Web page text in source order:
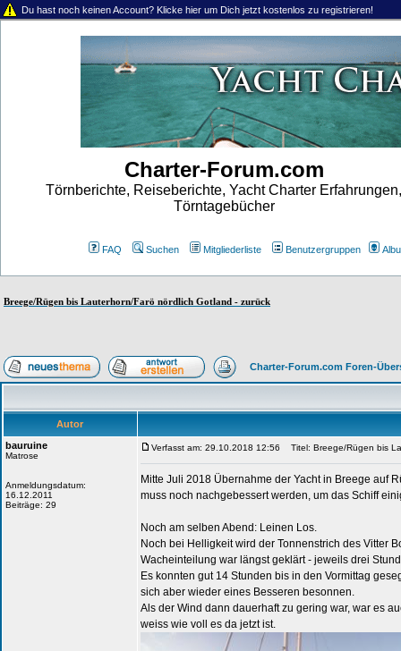
Du hast noch keinen Account? Klicke hier um Dich jetzt kostenlos zu registrieren!
Charter-Forum.com
Törnberichte, Reiseberichte, Yacht Charter
Törntagebücher
FAQ Suchen Mitgliederliste Benutzergruppen
Breege/Rügen bis Lauterhorn/Farö nördlich Gotland - zurück
Charter-Forum.com Foren-
Autor
bauruine
Matrose
Anmeldungsdatum:
16.12.2011
Beiträge: 29
Verfasst am: 29.10.2018 12:56 Titel: Breege/Rügen bis
Mitte Juli 2018 Übernahme der Yacht in Breege auf
muss noch nachgebessert werden, um das Schiff
Noch am selben Abend: Leinen Los.
Noch bei Helligkeit wird der Tonnenstrich des Vitter
Wacheinteilung war längst geklärt - jeweils drei
Es konnten gut 14 Stunden bis in den Vormittag
sich aber wieder eines Besseren besonnen.
Als der Wind dann dauerhaft zu gering war, war es
weiss wie voll es da jetzt ist.